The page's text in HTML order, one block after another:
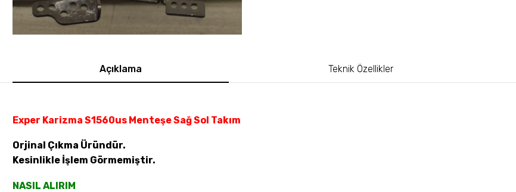
Açıklama Teknik Özellikler
Exper Karizma S1560us Menteşe Sağ Sol Takım
Orjinal Çıkma Üründür.
Kesinlikle İşlem Görmemiştir.
NASIL ALIRIM